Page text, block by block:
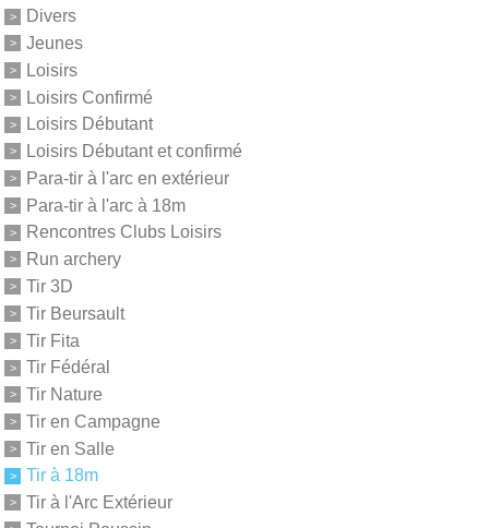
Divers
Jeunes
Loisirs
Loisirs Confirmé
Loisirs Débutant
Loisirs Débutant et confirmé
Para-tir à l'arc en extérieur
Para-tir à l'arc à 18m
Rencontres Clubs Loisirs
Run archery
Tir 3D
Tir Beursault
Tir Fita
Tir Fédéral
Tir Nature
Tir en Campagne
Tir en Salle
Tir à 18m
Tir à l'Arc Extérieur